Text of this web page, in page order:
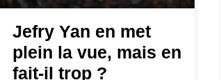
Jefry Yan en met
plein la vue, mais en
fait-il trop ?